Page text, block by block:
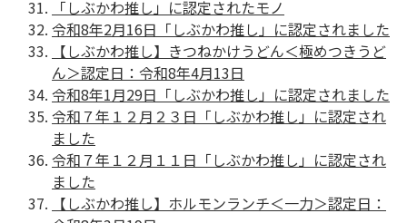
「しぶかわ推し」に認定されたモノ
令和8年2月16日「しぶかわ推し」に認定されました
【しぶかわ推し】きつねかけうどん＜極めつきうど
ん＞認定日：令和8年4月13日
令和8年1月29日「しぶかわ推し」に認定されました
令和７年１２月２３日「しぶかわ推し」に認定され
ました
令和７年１２月１１日「しぶかわ推し」に認定され
ました
【しぶかわ推し】ホルモンランチ＜一力＞認定日：